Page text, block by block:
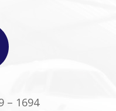
– 1694